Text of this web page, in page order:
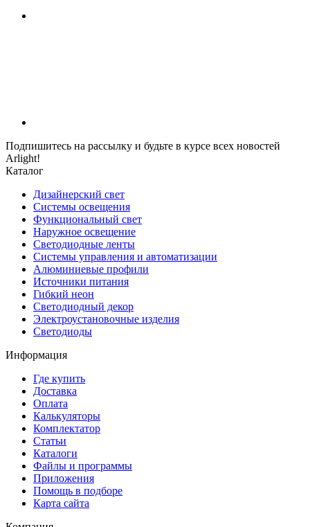
Подпишитесь на рассылку и будьте в курсе всех новостей
Arlight!
Каталог
Дизайнерский свет
Системы освещения
Функциональный свет
Наружное освещение
Светодиодные ленты
Системы управления и автоматизации
Алюминиевые профили
Источники питания
Гибкий неон
Светодиодный декор
Электроустановочные изделия
Светодиоды
Информация
Где купить
Доставка
Оплата
Калькуляторы
Комплектатор
Статьи
Каталоги
Файлы и программы
Приложения
Помощь в подборе
Карта сайта